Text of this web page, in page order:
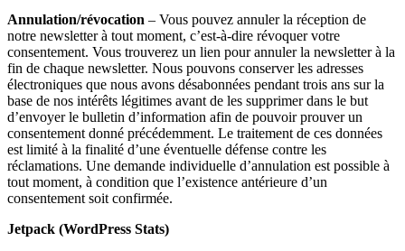
Annulation/révocation – Vous pouvez annuler la réception de
notre newsletter à tout moment, c’est-à-dire révoquer votre
consentement. Vous trouverez un lien pour annuler la newsletter à la
fin de chaque newsletter. Nous pouvons conserver les adresses
électroniques que nous avons désabonnées pendant trois ans sur la
base de nos intérêts légitimes avant de les supprimer dans le but
d’envoyer le bulletin d’information afin de pouvoir prouver un
consentement donné précédemment. Le traitement de ces données
est limité à la finalité d’une éventuelle défense contre les
réclamations. Une demande individuelle d’annulation est possible à
tout moment, à condition que l’existence antérieure d’un
consentement soit confirmée.
Jetpack (WordPress Stats)